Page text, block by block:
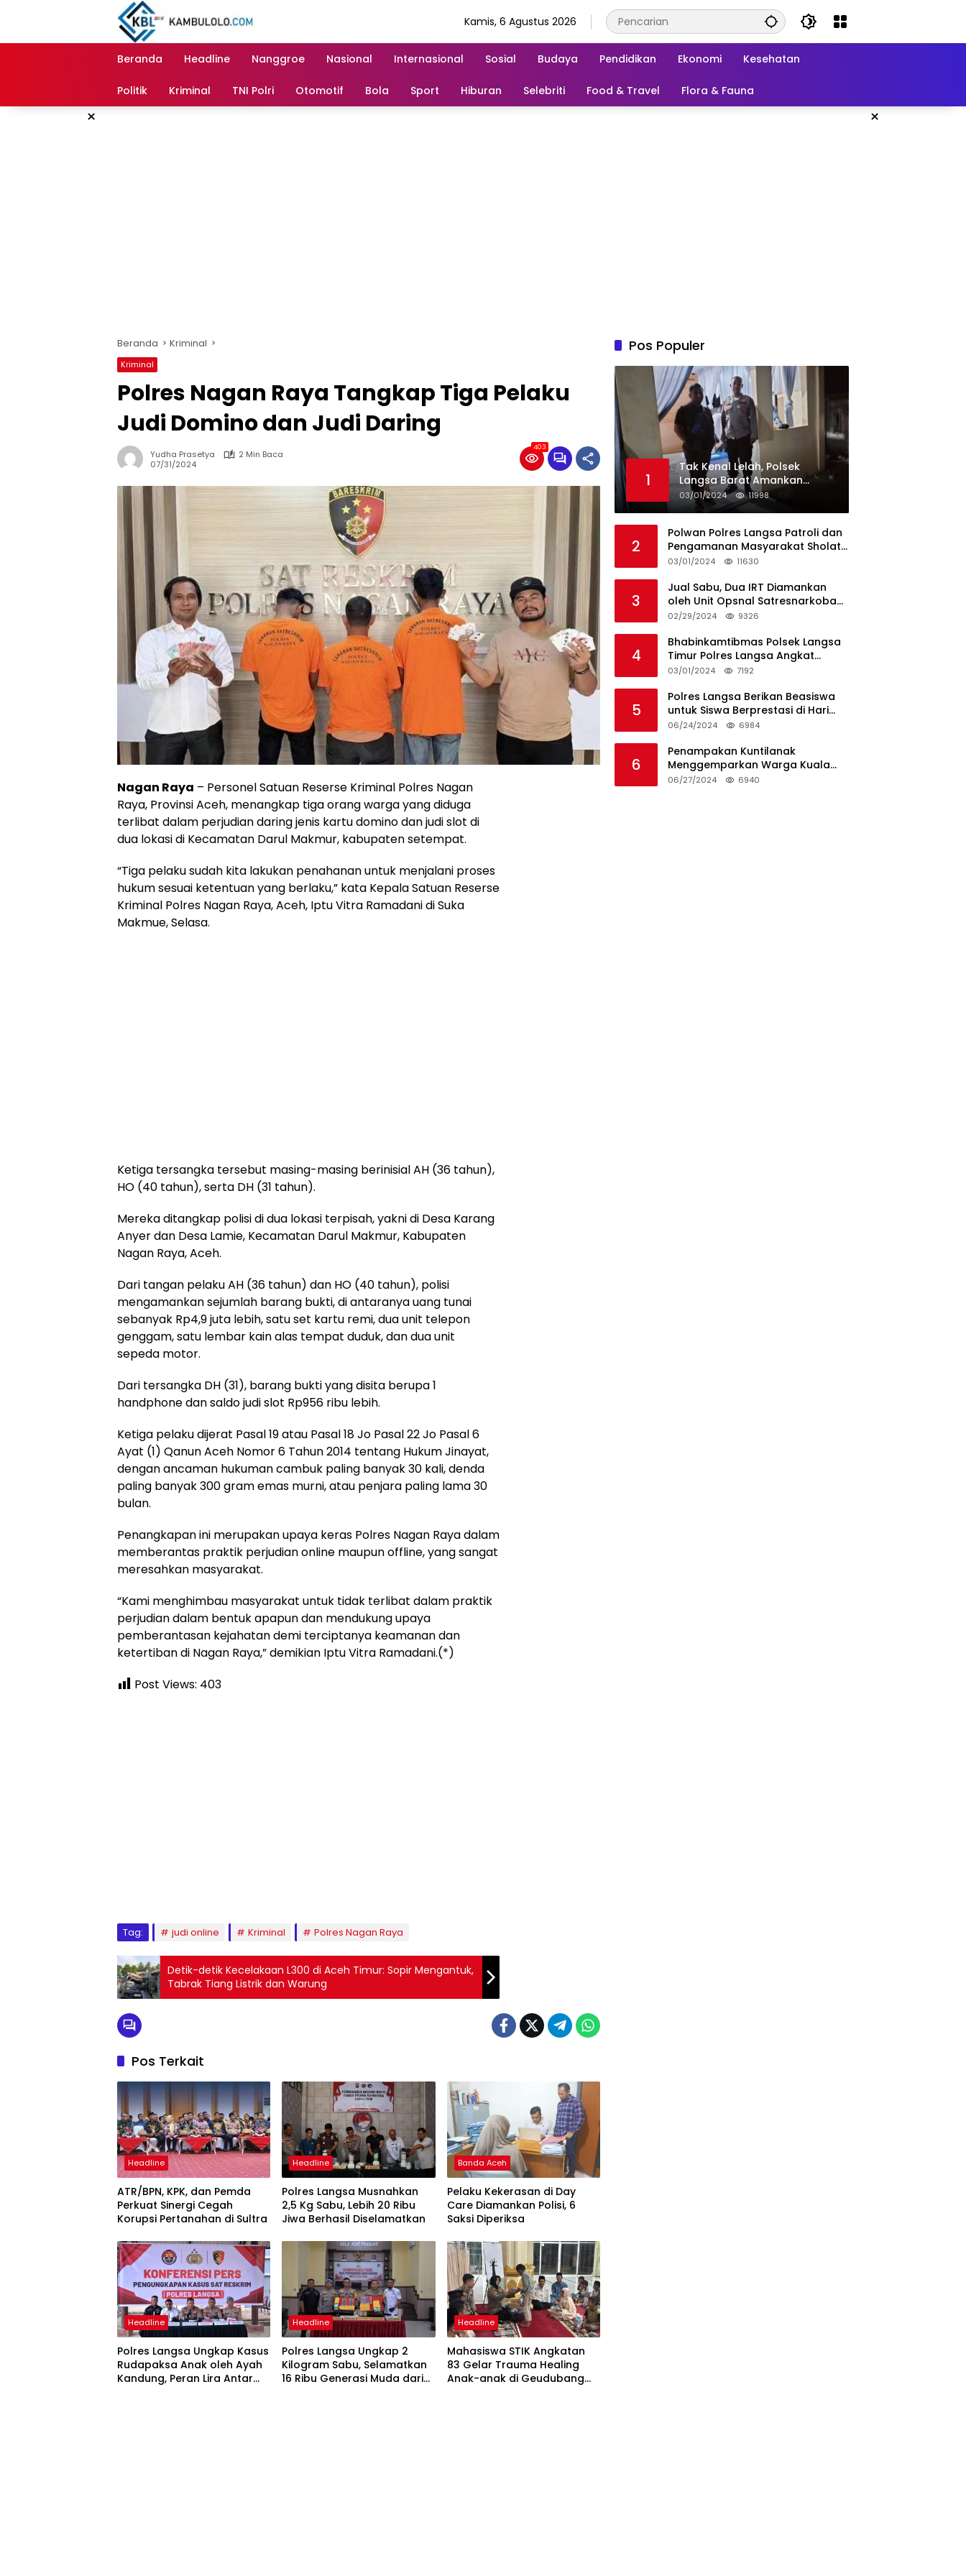
Kamis, 6 Agustus 2026
Beranda Headline Nanggroe Nasional Internasional Sosial Budaya Pendidikan Ekonomi Kesehatan
Politik Kriminal TNI Polri Otomotif Bola Sport Hiburan Selebriti Food & Travel Flora & Fauna
× ×
Beranda Kriminal
Kriminal
Polres Nagan Raya Tangkap Tiga Pelaku
Judi Domino dan Judi Daring
Yudha Prasetya
2 Min Baca
07/31/2024
403
Nagan Raya – Personel Satuan Reserse Kriminal Polres Nagan
Raya, Provinsi Aceh, menangkap tiga orang warga yang diduga
terlibat dalam perjudian daring jenis kartu domino dan judi slot di
dua lokasi di Kecamatan Darul Makmur, kabupaten setempat.
“Tiga pelaku sudah kita lakukan penahanan untuk menjalani proses
hukum sesuai ketentuan yang berlaku,” kata Kepala Satuan Reserse
Kriminal Polres Nagan Raya, Aceh, Iptu Vitra Ramadani di Suka
Makmue, Selasa.
Ketiga tersangka tersebut masing-masing berinisial AH (36 tahun),
HO (40 tahun), serta DH (31 tahun).
Mereka ditangkap polisi di dua lokasi terpisah, yakni di Desa Karang
Anyer dan Desa Lamie, Kecamatan Darul Makmur, Kabupaten
Nagan Raya, Aceh.
Dari tangan pelaku AH (36 tahun) dan HO (40 tahun), polisi
mengamankan sejumlah barang bukti, di antaranya uang tunai
sebanyak Rp4,9 juta lebih, satu set kartu remi, dua unit telepon
genggam, satu lembar kain alas tempat duduk, dan dua unit
sepeda motor.
Dari tersangka DH (31), barang bukti yang disita berupa 1
handphone dan saldo judi slot Rp956 ribu lebih.
Ketiga pelaku dijerat Pasal 19 atau Pasal 18 Jo Pasal 22 Jo Pasal 6
Ayat (1) Qanun Aceh Nomor 6 Tahun 2014 tentang Hukum Jinayat,
dengan ancaman hukuman cambuk paling banyak 30 kali, denda
paling banyak 300 gram emas murni, atau penjara paling lama 30
bulan.
Penangkapan ini merupakan upaya keras Polres Nagan Raya dalam
memberantas praktik perjudian online maupun offline, yang sangat
meresahkan masyarakat.
“Kami menghimbau masyarakat untuk tidak terlibat dalam praktik
perjudian dalam bentuk apapun dan mendukung upaya
pemberantasan kejahatan demi terciptanya keamanan dan
ketertiban di Nagan Raya,” demikian Iptu Vitra Ramadani.(*)
Post Views: 403
Tag: judi online Kriminal Polres Nagan Raya
Detik-detik Kecelakaan L300 di Aceh Timur: Sopir Mengantuk,
Tabrak Tiang Listrik dan Warung
Pos Terkait
Headline
ATR/BPN, KPK, dan Pemda
Perkuat Sinergi Cegah
Korupsi Pertanahan di Sultra
Headline
Polres Langsa Musnahkan
2,5 Kg Sabu, Lebih 20 Ribu
Jiwa Berhasil Diselamatkan
Banda Aceh
Pelaku Kekerasan di Day
Care Diamankan Polisi, 6
Saksi Diperiksa
Headline
Polres Langsa Ungkap Kasus
Rudapaksa Anak oleh Ayah
Kandung, Peran Lira Antar
Headline
Polres Langsa Ungkap 2
Kilogram Sabu, Selamatkan
16 Ribu Generasi Muda dari
Headline
Mahasiswa STIK Angkatan
83 Gelar Trauma Healing
Anak-anak di Geudubang
Pos Populer
1
Tak Kenal Lelah, Polsek
Langsa Barat Amankan
Rekapitulasi Selama12 Hari di
Kecamatan Baro
03/01/2024 11998
2
Polwan Polres Langsa Patroli dan
Pengamanan Masyarakat Sholat
Jumat
03/01/2024 11630
3
Jual Sabu, Dua IRT Diamankan
oleh Unit Opsnal Satresnarkoba
Polres Langsa
02/29/2024 9326
4
Bhabinkamtibmas Polsek Langsa
Timur Polres Langsa Angkat
Kerenda Bantu Prosesi
03/01/2024 7192
5
Polres Langsa Berikan Beasiswa
untuk Siswa Berprestasi di Hari
Bhayangkara ke-78
06/24/2024 6984
6
Penampakan Kuntilanak
Menggemparkan Warga Kuala
Langsa dan Btn Sungai Pauh
06/27/2024 6940